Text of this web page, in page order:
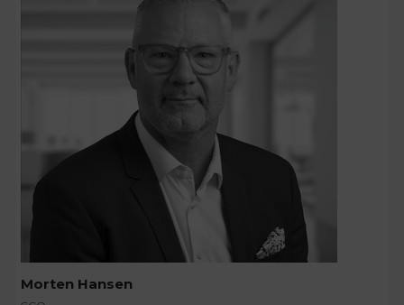
Morten Hansen